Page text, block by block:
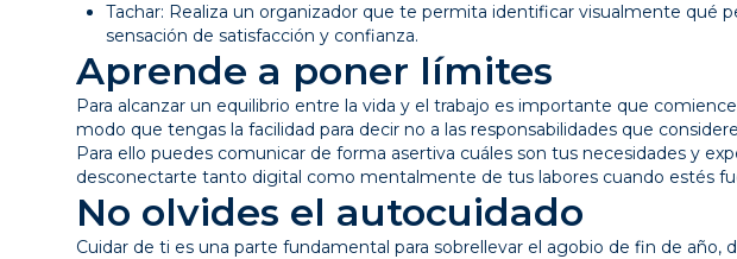
Tachar: Realiza un organizador que te permita identificar visualmente qué
sensación de satisfacción y confianza.
Aprende a poner límites
Para alcanzar un equilibrio entre la vida y el trabajo es importante que
modo que tengas la facilidad para decir no a las responsabilidades que
Para ello puedes comunicar de forma asertiva cuáles son tus necesidades y
desconectarte tanto digital como mentalmente de tus labores cuando estés
No olvides el autocuidado
Cuidar de ti es una parte fundamental para sobrellevar el agobio de fin de